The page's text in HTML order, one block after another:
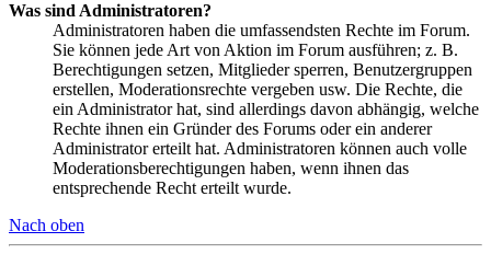
Was sind Administratoren?
Administratoren haben die umfassendsten Rechte im Forum.
Sie können jede Art von Aktion im Forum ausführen; z. B.
Berechtigungen setzen, Mitglieder sperren, Benutzergruppen
erstellen, Moderationsrechte vergeben usw. Die Rechte, die
ein Administrator hat, sind allerdings davon abhängig, welche
Rechte ihnen ein Gründer des Forums oder ein anderer
Administrator erteilt hat. Administratoren können auch volle
Moderationsberechtigungen haben, wenn ihnen das
entsprechende Recht erteilt wurde.
Nach oben